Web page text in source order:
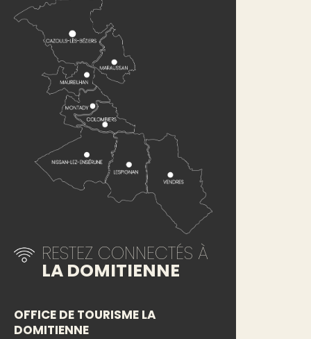
RESTEZ CONNECTÉS À
LA DOMITIENNE
OFFICE DE TOURISME LA
DOMITIENNE